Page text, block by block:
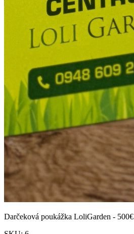
Darčeková poukážka LoliGarden - 500€